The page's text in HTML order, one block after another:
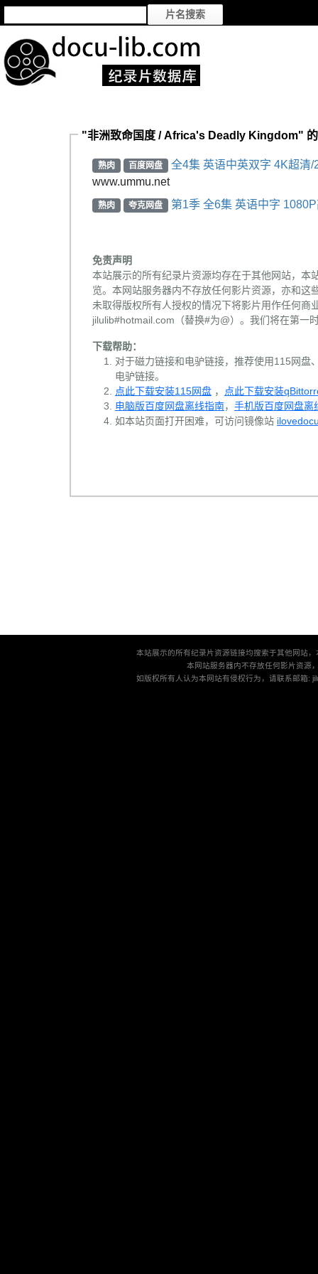
"非洲致命国度 / Africa's Deadly Kingdom"
熟肉 百度网盘
全4集 英语中英双字 4K超清/
www.ummu.net
熟肉 夸克网盘 第1季 全6集 英语中字
免责声明
本站展示的所有纪录片资源均存在于其他网站，本
览。本网站服务器内不存放任何影片资源，亦和
未取得版权所有人授权的情况下将影片用作任何
jilulib#hotmail.com（替换#为@）。我们将在第一
下载帮助：
对于磁力链接和电驴链接，推荐使用115网盘
电驴链接。
点此下载安装115网盘 ，
点此下载安装
电脑版百度网盘离线指南， 手机版百度网盘离
如本站页面打开困难，可访问镜像站
本站展示的所有纪录片资源链接均搜索于其他网站
本网站服务器内不存放任何影片资源
如版权所有人认为本网站有侵权行为，请联系邮箱: